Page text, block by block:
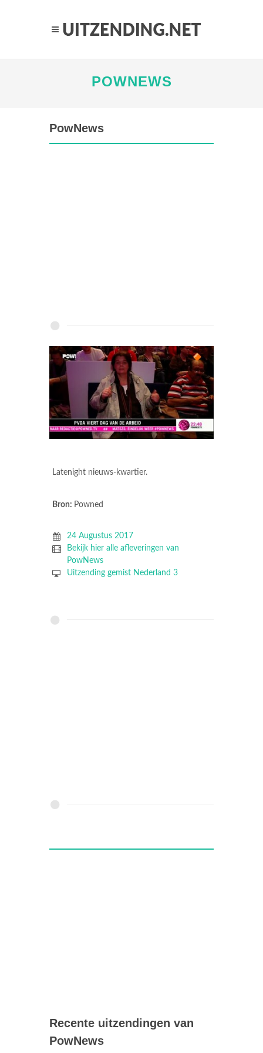
POWNEWS
PowNews
Latenight nieuws-kwartier.
Bron: Powned
24 Augustus 2017
Bekijk hier alle afleveringen van
PowNews
Uitzending gemist Nederland 3
Recente uitzendingen van
PowNews